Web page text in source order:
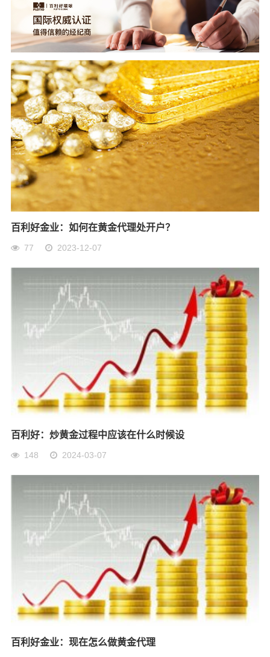
百利好金业：如何在黄金代理处开户？
77 2023-12-07
百利好：炒黄金过程中应该在什么时候设
148 2024-03-07
百利好金业：现在怎么做黄金代理